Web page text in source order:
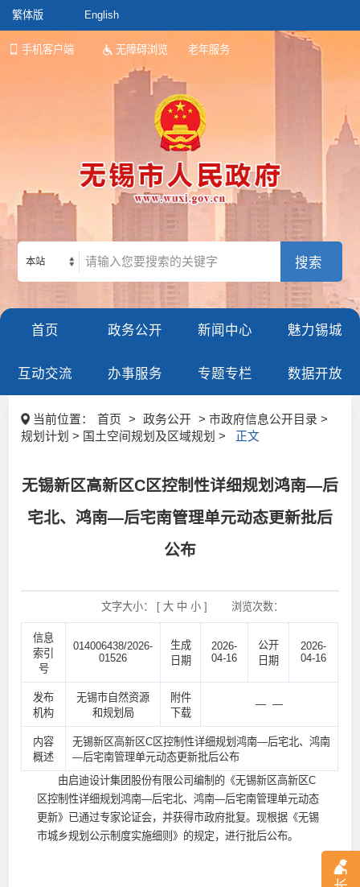
繁体版 English
手机客户端 无障碍浏览 老年服务
本站
首页 政务公开 新闻中心 魅力锡城
互动交流 办事服务 专题专栏 数据开放
当前位置： 首页 > 政务公开
> 市政府信息公开目录 >
规划计划 > 国土空间规划及区域规划 >
正文
无锡新区高新区C区控制性详细规划鸿南—后
宅北、鸿南—后宅南管理单元动态更新批后
公布
文字大小： [ 大 中 小] 浏览次数：
信息
索引
号
014006438/2026-
01526
生成
日期
2026-
04-16
公开
日期
2026-
04-16
发布
机构
无锡市自然资源
和规划局
附件
下载
— —
内容
概述
无锡新区高新区C区控制性详细规划鸿南—后宅北、鸿南
—后宅南管理单元动态更新批后公布
由启迪设计集团股份有限公司编制的《无锡新区高新区C
区控制性详细规划鸿南—后宅北、鸿南—后宅南管理单元动态
更新》已通过专家论证会，并获得市政府批复。现根据《无锡
市城乡规划公示制度实施细则》的规定，进行批后公布。